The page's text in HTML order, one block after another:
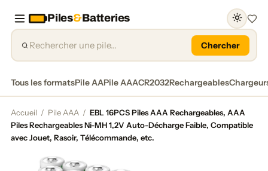
Piles&Batteries
Chercher
Tous les formatsPile AAPile AAACR2032Rechargeables
Accueil / Pile AAA / EBL 16PCS Piles AAA Rechargeables, AAA
Piles Rechargeables Ni-MH 1,2V Auto-Décharge Faible, Compatible
avec Jouet, Rasoir, Télécommande, etc.